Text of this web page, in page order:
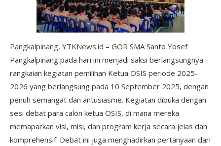
Pangkalpinang, YTKNews.id – GOR SMA Santo Yosef
Pangkalpinang pada hari ini menjadi saksi berlangsungnya
rangkaian kegiatan pemilihan Ketua OSIS periode 2025-
2026 yang berlangsung pada 10 September 2025, dengan
penuh semangat dan antusiasme. Kegiatan dibuka dengan
sesi debat para calon ketua OSIS, di mana mereka
memaparkan visi, misi, dan program kerja secara jelas dan
komprehensif. Debat ini juga menghadirkan pertanyaan dari